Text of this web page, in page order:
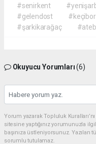
#senirkent
#gelendost
#şarkikarağaç
Okuyucu Yorumları(6)
Yorum yazarak Topluluk
sitesine yaptığınız yorumunuzla
başınıza üstleniyorsunuz.
sorumlu tutulamaz.